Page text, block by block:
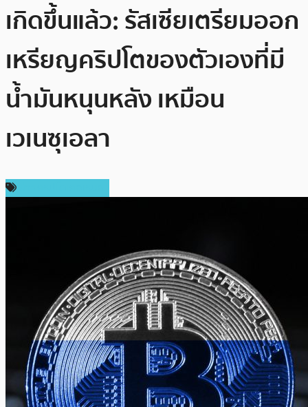
เกิดขึ้นแล้ว: รัสเซียเตรียมออก
เหรียญคริปโตของตัวเองที่มี
น้ำมันหนุนหลัง เหมือน
เวเนซุเอลา